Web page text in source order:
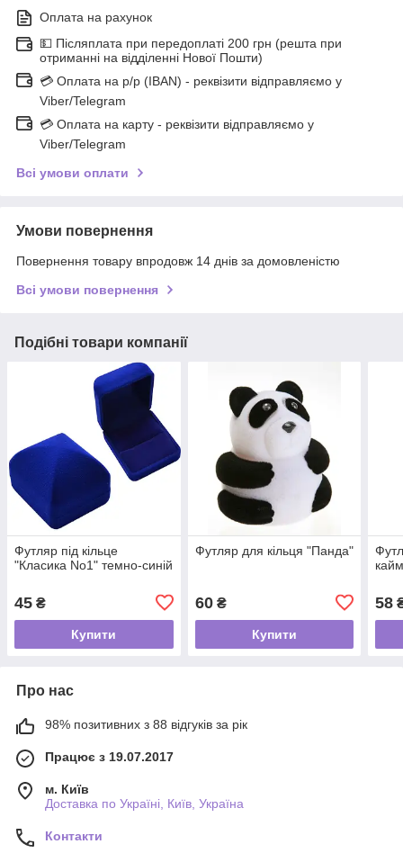
Оплата на рахунок
💵 Післяплата при передоплаті 200 грн (решта при
отриманні на відділенні Нової Пошти)
💳 Оплата на р/р (IBAN) - реквізити відправляємо у
Viber/Telegram
💳 Оплата на карту - реквізити відправляємо у
Viber/Telegram
Всі умови оплати
Умови повернення
Повернення товару впродовж 14 днів за домовленістю
Всі умови повернення
Подібні товари компанії
Футляр під кільце
"Класика No1" темно-синій
45 ₴
Купити
Футляр для кільця "Панда"
60₴
Купити
58
Про нас
98% позитивних з 88 відгуків за рік
Працює з 19.07.2017
м. Київ
Доставка по Україні, Київ, Україна
Контакти